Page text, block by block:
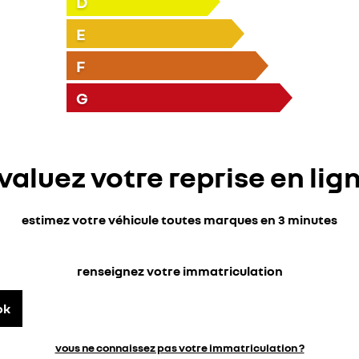
E
F
G
votre reprise en
estimez votre véhicule toutes marques en 3 minutes
renseignez votre immatriculation
vous ne connaissez pas votre immatriculation ?